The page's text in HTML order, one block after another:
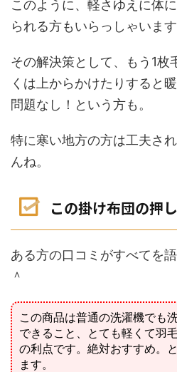
このように、軽さゆえに体
られる方もいらっしゃいます
その解決策として、もう1枚
くは上からかけたりすると
問題なし！という方も。
特に寒い地方の方は工夫さ
んね。
この掛け布団の押
ある方の口コミがすべてを
＾
この商品は普通の洗濯機でも
できる こと、 とても軽く て羽
の利点です。絶対おすすめ。
ます。